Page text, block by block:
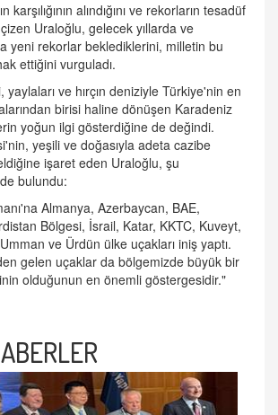
karşılığının alındığını ve rekorların tesadüf
çizen Uraloğlu, gelecek yıllarda ve
yeni rekorlar beklediklerini, milletin bu
ettiğini vurguladı.
ve hırçın deniziyle Türkiye'nin en
birisi haline dönüşen Karadeniz
yoğun ilgi gösterdiğine de değindi.
yeşili ve doğasıyla adeta cazibe
işaret eden Uraloğlu, şu
bulundu:
Almanya, Azerbaycan, BAE,
Bölgesi, İsrail, Katar, KKTC, Kuveyt,
ve Ürdün ülke uçakları iniş yaptı.
gelen uçaklar da bölgemizde büyük bir
olduğunun en önemli göstergesidir."